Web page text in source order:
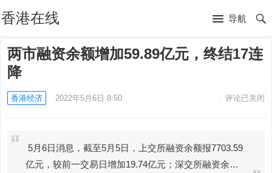
香港在线 导航
两市融资余额增加59.89亿元，终结17连
降
香港经济 2022年5月6日 8:50 评论已关闭
5月6日消息，截至5月5日，上交所融资余额报7703.59
亿元，较前一交易日增加19.74亿元；深交所融资余…